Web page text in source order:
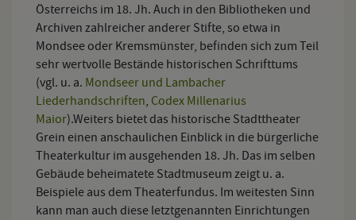
Österreichs im 18. Jh. Auch in den Bibliotheken und
Archiven zahlreicher anderer Stifte, so etwa in
Mondsee oder Kremsmünster, befinden sich zum Teil
sehr wertvolle Bestände historischen Schrifttums
(vgl. u. a. Mondseer und Lambacher
Liederhandschriften, Codex Millenarius
Maior).Weiters bietet das historische Stadttheater
Grein einen anschaulichen Einblick in die bürgerliche
Theaterkultur im ausgehenden 18. Jh. Das im selben
Gebäude beheimatete Stadtmuseum zeigt u. a.
Beispiele aus dem Theaterfundus. Im weitesten Sinn
kann man auch diese letztgenannten Einrichtungen